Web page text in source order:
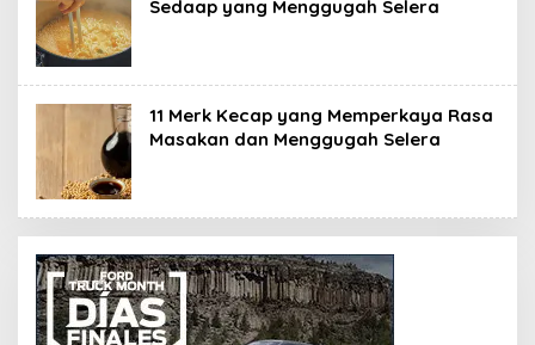
Sedaap yang Menggugah Selera
11 Merk Kecap yang Memperkaya Rasa
Masakan dan Menggugah Selera